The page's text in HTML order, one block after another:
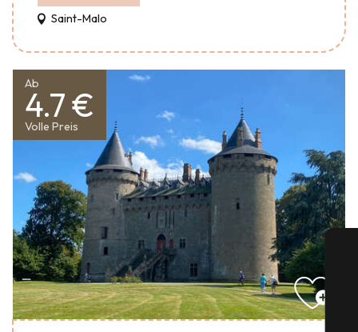
Saint-Malo
Ab
4.7 €
Volle Preis